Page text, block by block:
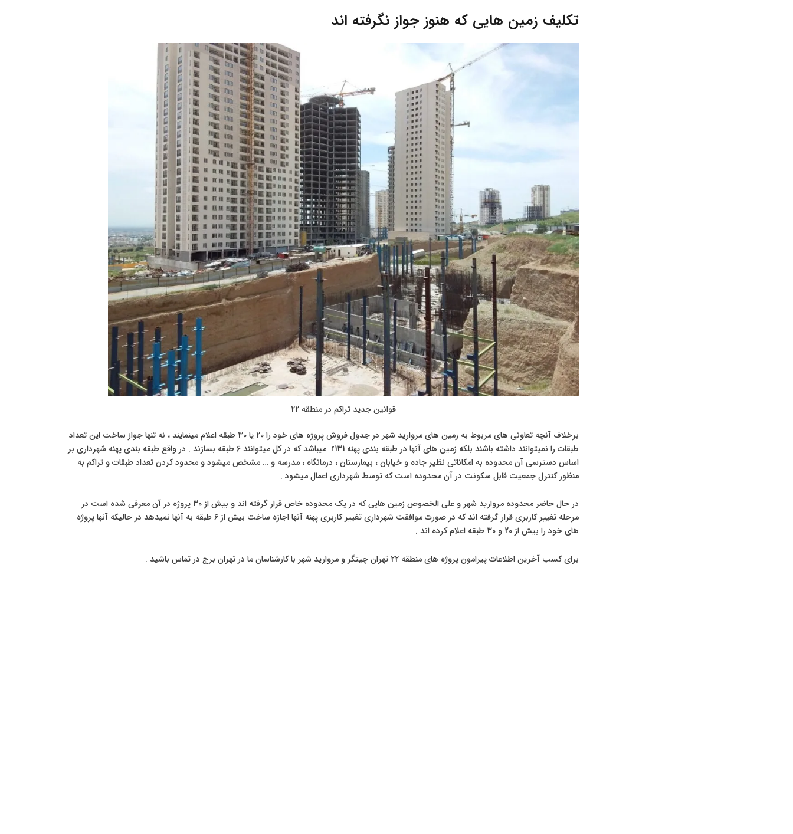
تکلیف زمین هایی که هنوز جواز نگرفته اند
قوانین جدید تراکم در منطقه 22
برخلاف آنچه تعاونی های مربوط به زمین های مروارید شهر در جدول فروش پروژه های خود را 20 یا 30 طبقه اعلام مینمایند ، نه تنها جواز ساخت این تعداد
طبقات را نمیتوانند داشته باشند بلکه زمین های آنها در طبقه بندی پهنه r131 میباشد که در کل میتوانند 6 طبقه بسازند . در واقع طبقه بندی پهنه شهرداری بر
اساس دسترسی آن محدوده به امکاناتی نظیر جاده و خیابان ، بیمارستان ، درمانگاه ، مدرسه و … مشخص میشود و محدود کردن تعداد طبقات و تراکم به
منظور کنترل جمعیت قابل سکونت در آن محدوده است که توسط شهرداری اعمال میشود .
در حال حاضر محدوده مروارید شهر و علی الخصوص زمین هایی که در یک محدوده خاص قرار گرفته اند و بیش از 30 پروژه در آن معرفی شده است در
مرحله تغییر کاربری قرار گرفته اند که در صورت موافقت شهرداری تغییر کاربری پهنه آنها اجازه ساخت بیش از 6 طبقه به آنها نمیدهد در حالیکه آنها پروژه
های خود را بیش از 20 و 30 طبقه اعلام کرده اند .
برای کسب آخرین اطلاعات پیرامون پروژه های منطقه 22 تهران چیتگر و مروارید شهر با کارشناسان ما در تهران برج در تماس باشید .